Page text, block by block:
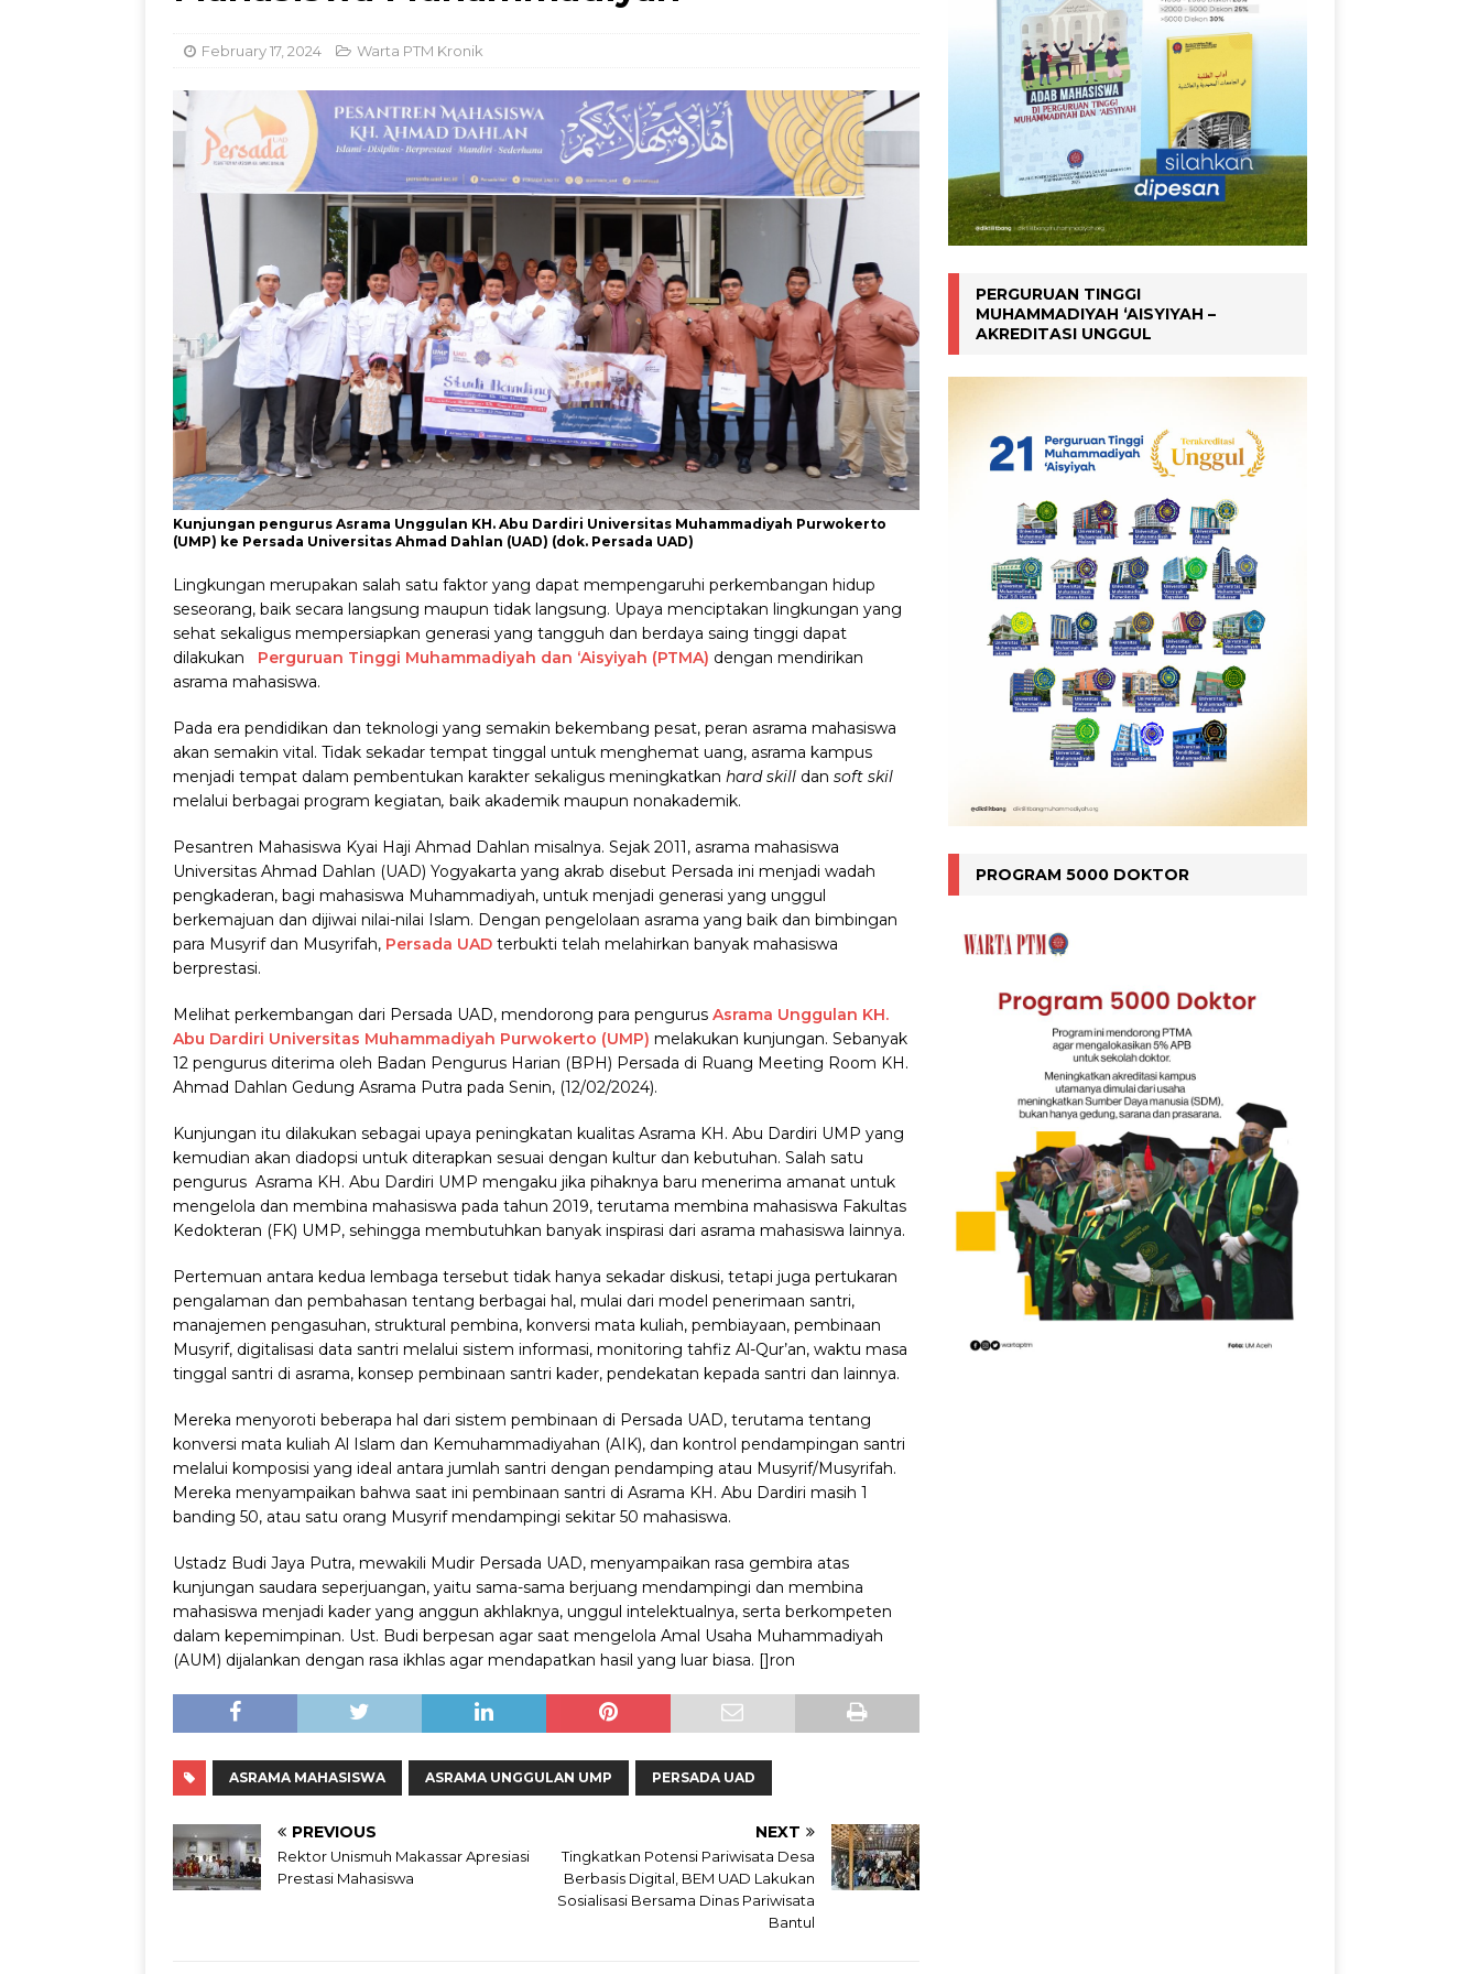
Dorong Inovasi Obat Inhalasi Berbasis Herbal
February 17, 2024 Warta PTM Kronik
Kunjungan pengurus Asrama Unggulan KH. Abu Dardiri Universitas Muhammadiyah Purwokerto
(UMP) ke Persada Universitas Ahmad Dahlan (UAD) (dok. Persada UAD)
Lingkungan merupakan salah satu faktor yang dapat mempengaruhi perkembangan hidup
seseorang, baik secara langsung maupun tidak langsung. Upaya menciptakan lingkungan yang
sehat sekaligus mempersiapkan generasi yang tangguh dan berdaya saing tinggi dapat
dilakukan Perguruan Tinggi Muhammadiyah dan ‘Aisyiyah (PTMA) dengan mendirikan
asrama mahasiswa.
Pada era pendidikan dan teknologi yang semakin bekembang pesat, peran asrama mahasiswa
akan semakin vital. Tidak sekadar tempat tinggal untuk menghemat uang, asrama kampus
menjadi tempat dalam pembentukan karakter sekaligus meningkatkan hard skill dan soft skil
melalui berbagai program kegiatan, baik akademik maupun nonakademik.
Pesantren Mahasiswa Kyai Haji Ahmad Dahlan misalnya. Sejak 2011, asrama mahasiswa
Universitas Ahmad Dahlan (UAD) Yogyakarta yang akrab disebut Persada ini menjadi wadah
pengkaderan, bagi mahasiswa Muhammadiyah, untuk menjadi generasi yang unggul
berkemajuan dan dijiwai nilai-nilai Islam. Dengan pengelolaan asrama yang baik dan bimbingan
para Musyrif dan Musyrifah, Persada UAD terbukti telah melahirkan banyak mahasiswa
berprestasi.
Melihat perkembangan dari Persada UAD, mendorong para pengurus Asrama Unggulan KH.
Abu Dardiri Universitas Muhammadiyah Purwokerto (UMP) melakukan kunjungan. Sebanyak
12 pengurus diterima oleh Badan Pengurus Harian (BPH) Persada di Ruang Meeting Room KH.
Ahmad Dahlan Gedung Asrama Putra pada Senin, (12/02/2024).
Kunjungan itu dilakukan sebagai upaya peningkatan kualitas Asrama KH. Abu Dardiri UMP yang
kemudian akan diadopsi untuk diterapkan sesuai dengan kultur dan kebutuhan. Salah satu
pengurus Asrama KH. Abu Dardiri UMP mengaku jika pihaknya baru menerima amanat untuk
mengelola dan membina mahasiswa pada tahun 2019, terutama membina mahasiswa Fakultas
Kedokteran (FK) UMP, sehingga membutuhkan banyak inspirasi dari asrama mahasiswa lainnya.
Pertemuan antara kedua lembaga tersebut tidak hanya sekadar diskusi, tetapi juga pertukaran
pengalaman dan pembahasan tentang berbagai hal, mulai dari model penerimaan santri,
manajemen pengasuhan, struktural pembina, konversi mata kuliah, pembiayaan, pembinaan
Musyrif, digitalisasi data santri melalui sistem informasi, monitoring tahfiz Al-Qur’an, waktu masa
tinggal santri di asrama, konsep pembinaan santri kader, pendekatan kepada santri dan lainnya.
Mereka menyoroti beberapa hal dari sistem pembinaan di Persada UAD, terutama tentang
konversi mata kuliah Al Islam dan Kemuhammadiyahan (AIK), dan kontrol pendampingan santri
melalui komposisi yang ideal antara jumlah santri dengan pendamping atau Musyrif/Musyrifah.
Mereka menyampaikan bahwa saat ini pembinaan santri di Asrama KH. Abu Dardiri masih 1
banding 50, atau satu orang Musyrif mendampingi sekitar 50 mahasiswa.
Ustadz Budi Jaya Putra, mewakili Mudir Persada UAD, menyampaikan rasa gembira atas
kunjungan saudara seperjuangan, yaitu sama-sama berjuang mendampingi dan membina
mahasiswa menjadi kader yang anggun akhlaknya, unggul intelektualnya, serta berkompeten
dalam kepemimpinan. Ust. Budi berpesan agar saat mengelola Amal Usaha Muhammadiyah
(AUM) dijalankan dengan rasa ikhlas agar mendapatkan hasil yang luar biasa. []ron
ASRAMA MAHASISWA ASRAMA UNGGULAN UMP PERSADA UAD
PREVIOUS
Rektor Unismuh Makassar Apresiasi
Prestasi Mahasiswa
NEXT
Tingkatkan Potensi Pariwisata Desa
Berbasis Digital, BEM UAD Lakukan
Sosialisasi Bersama Dinas Pariwisata
Bantul
PERGURUAN TINGGI
MUHAMMADIYAH ‘AISYIYAH –
AKREDITASI UNGGUL
PROGRAM 5000 DOKTOR